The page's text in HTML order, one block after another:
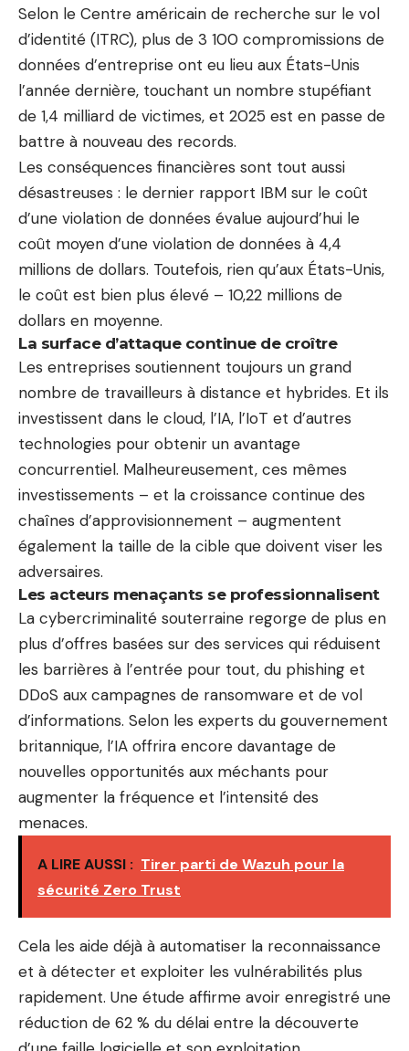
Selon le Centre américain de recherche sur le vol
d’identité (ITRC), plus de 3 100 compromissions de
données d’entreprise ont eu lieu aux États-Unis
l’année dernière, touchant un nombre stupéfiant
de 1,4 milliard de victimes, et 2025 est en passe de
battre à nouveau des records.
Les conséquences financières sont tout aussi
désastreuses : le dernier rapport IBM sur le coût
d’une violation de données évalue aujourd’hui le
coût moyen d’une violation de données à 4,4
millions de dollars. Toutefois, rien qu’aux États-Unis,
le coût est bien plus élevé – 10,22 millions de
dollars en moyenne.
La surface d’attaque continue de croître
Les entreprises soutiennent toujours un grand
nombre de travailleurs à distance et hybrides. Et ils
investissent dans le cloud, l’IA, l’IoT et d’autres
technologies pour obtenir un avantage
concurrentiel. Malheureusement, ces mêmes
investissements – et la croissance continue des
chaînes d’approvisionnement – ​​augmentent
également la taille de la cible que doivent viser les
adversaires.
Les acteurs menaçants se professionnalisent
La cybercriminalité souterraine regorge de plus en
plus d’offres basées sur des services qui réduisent
les barrières à l’entrée pour tout, du phishing et
DDoS aux campagnes de ransomware et de vol
d’informations. Selon les experts du gouvernement
britannique, l’IA offrira encore davantage de
nouvelles opportunités aux méchants pour
augmenter la fréquence et l’intensité des
menaces.
A LIRE AUSSI : Tirer parti de Wazuh pour la
sécurité Zero Trust
Cela les aide déjà à automatiser la reconnaissance
et à détecter et exploiter les vulnérabilités plus
rapidement. Une étude affirme avoir enregistré une
réduction de 62 % du délai entre la découverte